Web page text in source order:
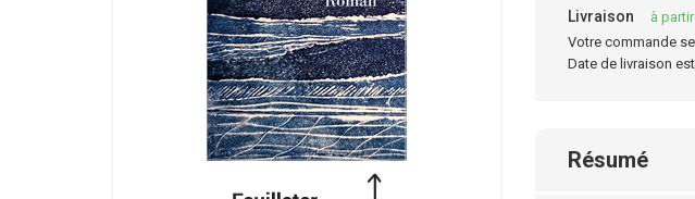
Livraison
à
Votre commande
Date de livraison
Résumé